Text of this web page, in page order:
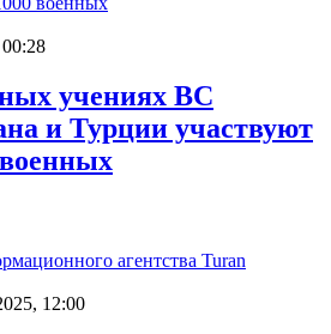
учениях ВС
и Турции участвуют
12:00